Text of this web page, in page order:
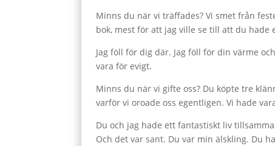
Minns du när vi träffades? Vi smet från
bok, mest för att jag ville se till att du
Jag föll för dig där. Jag föll för din värme
vara för evigt.
Minns du när vi gifte oss? Du köpte tre
varför vi oroade oss egentligen. Vi hade
Du och jag hade ett fantastiskt liv
Och det var sant. Du var min älskling. Du